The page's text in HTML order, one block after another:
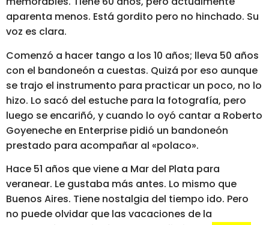
aparenta menos. Está gordito pero no hinchado. Su
voz es clara.
Comenzó a hacer tango a los 10 años; lleva 50 años
con el bandoneón a cuestas. Quizá por eso aunque
se trajo el instrumento para practicar un poco, no lo
hizo. Lo sacó del estuche para la fotografía, pero
luego se encariñó, y cuando lo oyó cantar a Roberto
Goyeneche en Enterprise pidió un bandoneón
prestado para acompañar al «polaco».
Hace 51 años que viene a Mar del Plata para
veranear. Le gustaba más antes. Lo mismo que
Buenos Aires. Tiene nostalgia del tiempo ido. Pero
no puede olvidar que las vacaciones de la